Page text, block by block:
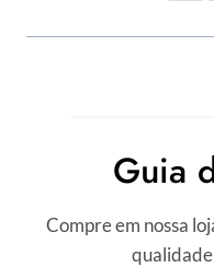
Guia
Compre em nossa